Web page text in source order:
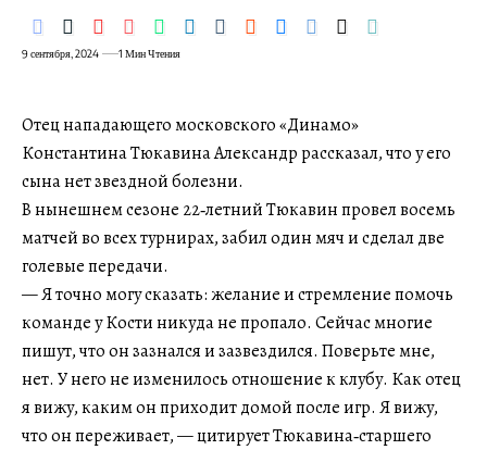
9 сентября, 2024 1 Мин Чтения
Отец нападающего московского «Динамо»
Константина Тюкавина Александр рассказал, что у его
сына нет звездной болезни.
В нынешнем сезоне 22‑летний Тюкавин провел восемь
матчей во всех турнирах, забил один мяч и сделал две
голевые передачи.
— Я точно могу сказать: желание и стремление помочь
команде у Кости никуда не пропало. Сейчас многие
пишут, что он зазнался и зазвездился. Поверьте мне,
нет. У него не изменилось отношение к клубу. Как отец
я вижу, каким он приходит домой после игр. Я вижу,
что он переживает, — цитирует Тюкавина‑старшего